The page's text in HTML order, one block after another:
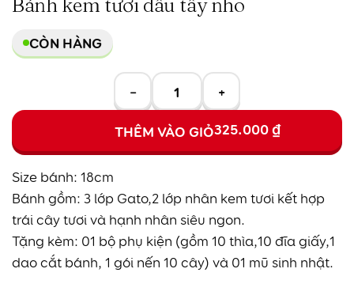
Bánh kem tươi dâu tây nho
CÒN HÀNG
−
+
THÊM VÀO GIỎ325.000₫
Size bánh: 18cm
Bánh gồm: 3 lớp Gato,2 lớp nhân kem tươi kết hợp
trái cây tươi và hạnh nhân siêu ngon.
Tặng kèm: 01 bộ phụ kiện (gồm 10 thìa,10 đĩa giấy,1
dao cắt bánh, 1 gói nến 10 cây) và 01 mũ sinh nhật.